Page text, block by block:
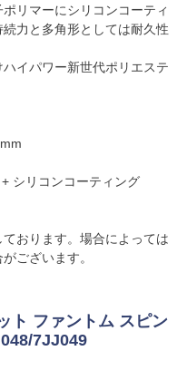
リマーにシリコンコーティ
力と多角形としては耐久性
イパワー新世代ポリエステ
シリコンコーティング
おります。場合によっては
ございます。
ト ファントム スピン
7JJ049